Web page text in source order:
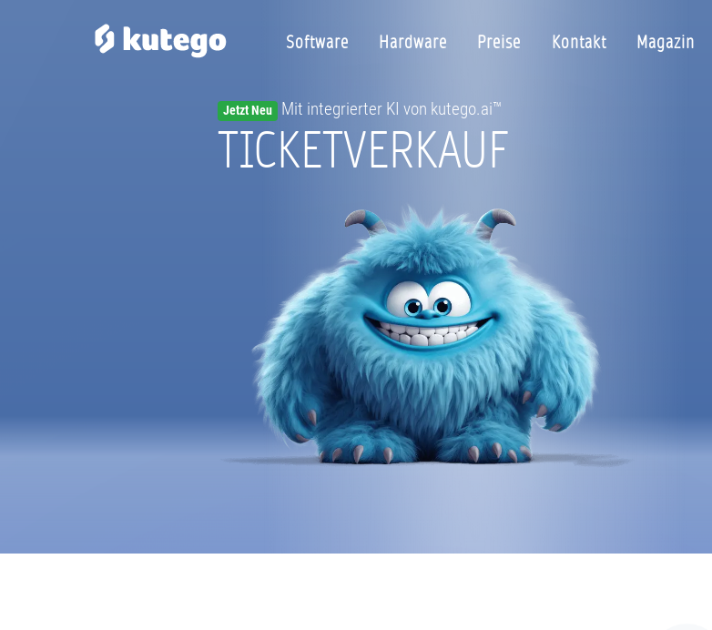
Jetzt Neu Mit integrierter KI von kutego.ai™
TICKETVERKAUF
Software Hardware Preise Kontakt Magazin